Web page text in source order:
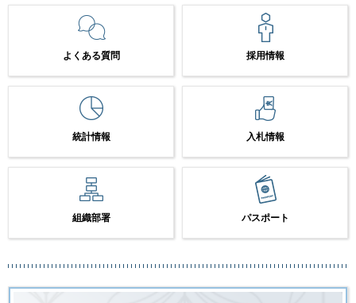
よくある質問 採用情報
統計情報 入札情報
組織部署 パスポート